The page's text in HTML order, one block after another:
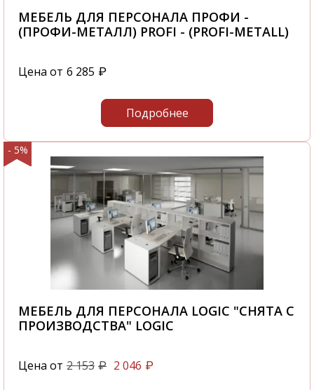
МЕБЕЛЬ ДЛЯ ПЕРСОНАЛА ПРОФИ -
(ПРОФИ-МЕТАЛЛ) PROFI - (PROFI-METALL)
Цена от 6 285 ₽
Подробнее
- 5%
МЕБЕЛЬ ДЛЯ ПЕРСОНАЛА LOGIC "СНЯТА С
ПРОИЗВОДСТВА" LOGIC
Цена от 2 153 ₽ 2 046 ₽